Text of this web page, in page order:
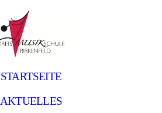
STARTSEITE
AKTUELLES